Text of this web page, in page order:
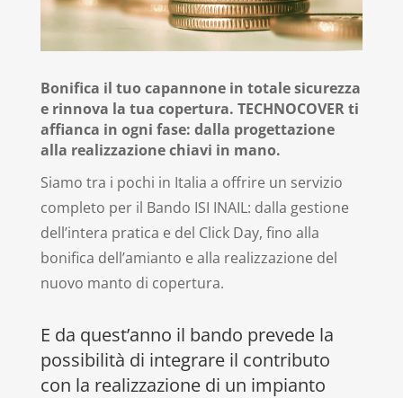
Bonifica il tuo capannone in totale sicurezza
e rinnova la tua copertura. TECHNOCOVER ti
affianca in ogni fase: dalla progettazione
alla realizzazione chiavi in mano.
Siamo tra i pochi in Italia a offrire un servizio
completo per il Bando ISI INAIL: dalla gestione
dell’intera pratica e del Click Day, fino alla
bonifica dell’amianto e alla realizzazione del
nuovo manto di copertura.
E da quest’anno il bando prevede la
possibilità di integrare il contributo
con la realizzazione di un impianto